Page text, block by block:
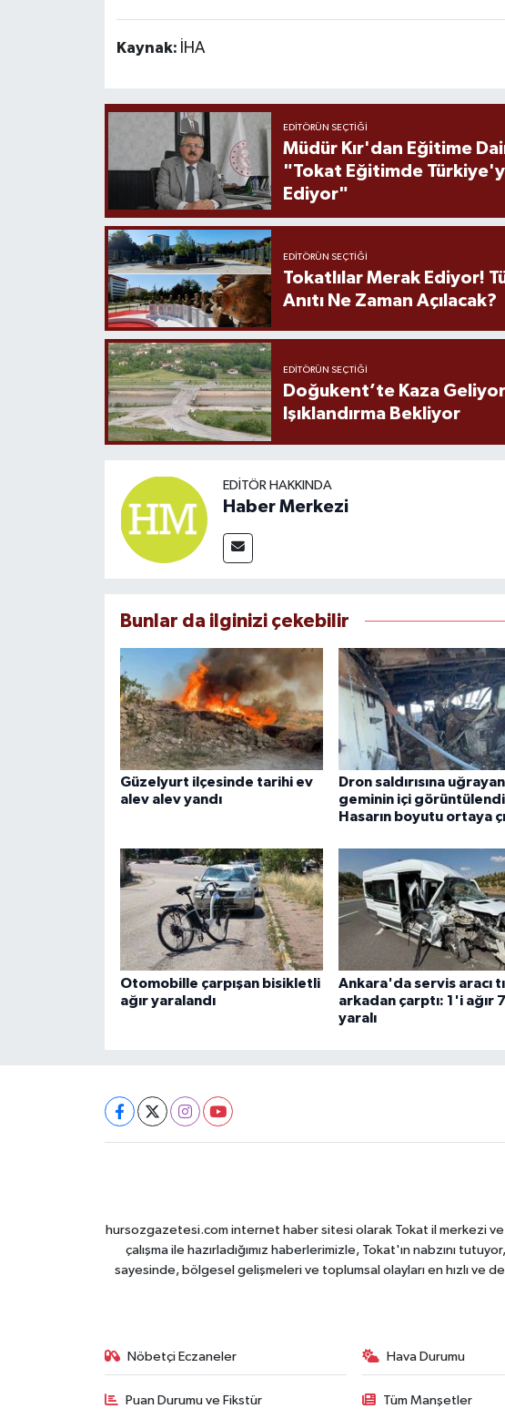
Kaynak: İHA
EDITÖRÜN SEÇTIĞI
Müdür Kır'dan Eğitime
"Tokat Eğitimde
Ediyor"
EDITÖRÜN SEÇTIĞI
Tokatlılar Merak Ediyor!
Anıtı Ne Zaman Açılacak?
EDITÖRÜN SEÇTIĞI
Doğukent’te Kaza
Işıklandırma Bekliyor
EDITÖR HAKKINDA
Haber Merkezi
Bunlar da ilginizi çekebilir
Güzelyurt ilçesinde tarihi ev
alev alev yandı
Dron saldırısına uğrayan
geminin içi
Hasarın boyutu ortaya
Otomobille çarpışan bisikletli
ağır yaralandı
Ankara'da servis aracı
arkadan çarptı: 1'i ağır 7
yaralı
hursozgazetesi.com internet haber sitesi olarak Tokat il merkezi
çalışma ile hazırladığımız haberlerimizle, Tokat'ın nabzını
sayesinde, bölgesel gelişmeleri ve toplumsal olayları en hızlı ve
Nöbetçi Eczaneler Hava Durumu
Puan Durumu ve Fikstür Tüm Manşetler